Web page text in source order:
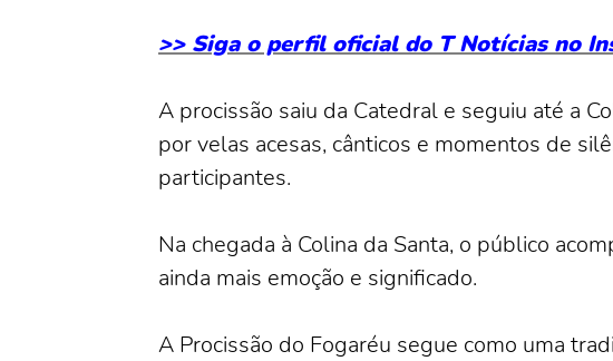
>> Siga o perfil oficial do T Notícias no
A procissão saiu da Catedral e seguiu até a
por velas acesas, cânticos e momentos de
participantes.
Na chegada à Colina da Santa, o público
ainda mais emoção e significado.
A Procissão do Fogaréu segue como uma